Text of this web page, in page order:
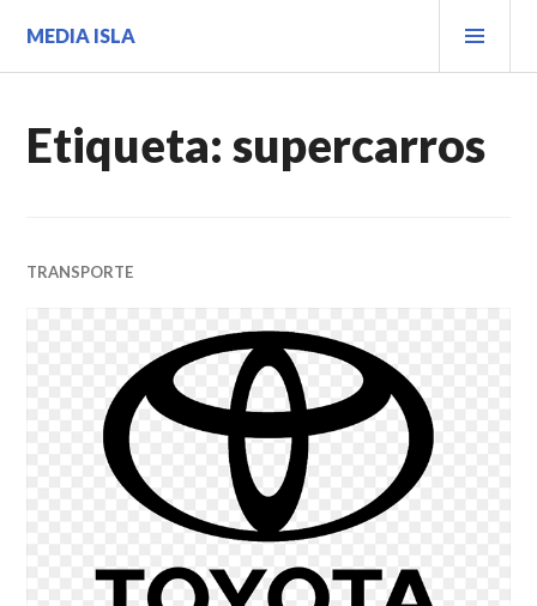
contenido.
MEDIA ISLA
Etiqueta:supercarros
TRANSPORTE